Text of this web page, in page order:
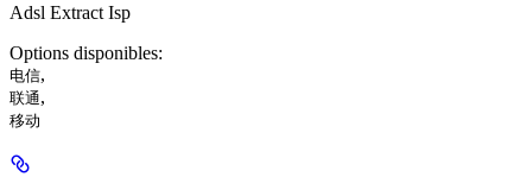
Adsl Extract Isp
Options disponibles:
电信,
联通,
移动